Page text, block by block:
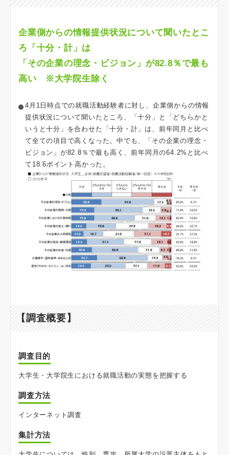
企業側からの情報提供状況について聞いたとこ
ろ「十分・計」は
「その企業の理念・ビジョン」が82.8％で最も
高い ※大学院生除く
4月1日時点での就職活動経験者に対し、企業側からの情報
提供状況について聞いたところ、「十分」と「どちらかと
いうと十分」を合わせた「十分・計」は、前年同月と比べ
て全ての項目で高くなった。中でも、「その企業の理念・
ビジョン」が82.8％で最も高く、前年同月の64.2%と比べ
て18.6ポイント高かった。
【調査概要】
調査目的
大学生・大学院生における就職活動の実態を把握する
調査方法
インターネット調査
集計方法